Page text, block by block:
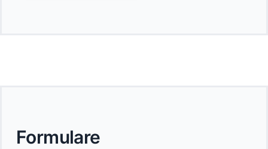
Formulare